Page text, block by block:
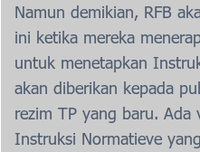
Namun demikian, RFB
ini ketika mereka
untuk menetapkan
akan diberikan kepada
rezim TP yang baru. Ada
Instruksi Normatieve